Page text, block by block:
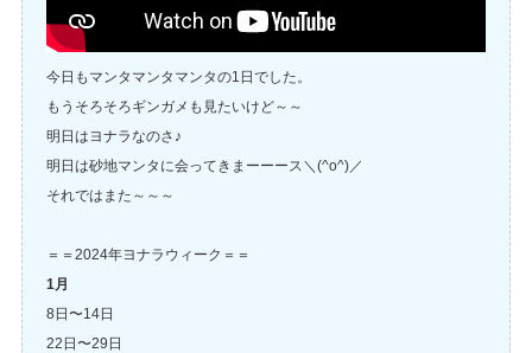
今日もマンタマンタマンタの1日でした。
もうそろそろギンガメも見たいけど～～
明日はヨナラなのさ♪
明日は砂地マンタに会ってきまーーース＼(^o^)／
それではまた～～～
＝＝2024年ヨナラウィーク＝＝
1月
8日〜14日
22日〜29日